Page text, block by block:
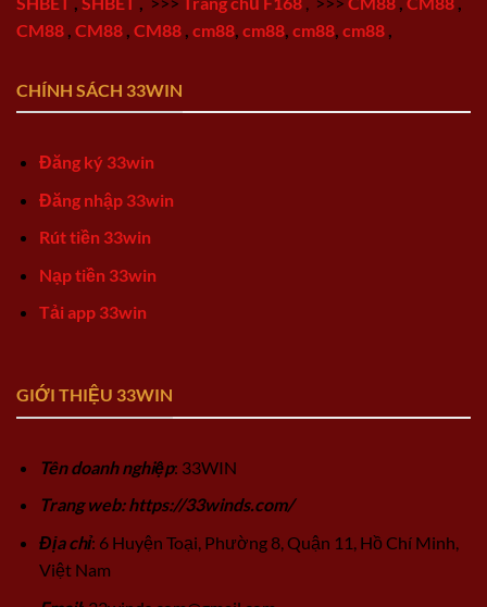
CM88 CM88 CM88 cm88 cm88 cm88 cm88
CHÍNH SÁCH 33WIN
Đăng ký 33win
Đăng nhập 33win
Rút tiền 33win
Nạp tiền 33win
Tải app 33win
GIỚI THIỆU 33WIN
Tên doanh nghiệp: 33WIN
Trang web: https://33winds.com/
Địa chỉ: 6 Huyện Toại, Phường 8, Quận 11, Hồ Chí Minh,
Việt Nam